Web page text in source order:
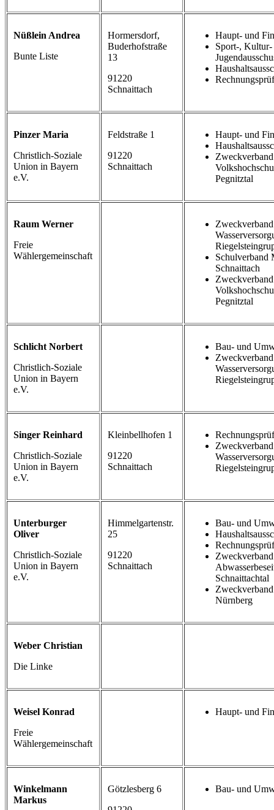
Nüßlein Andrea
Bunte Liste
Hormersdorf,
Buderhofstraße
13
91220
Schnaittach
Haupt- und
Sport-, Kultur-
Pinzer Maria
Christlich-Soziale
Union in Bayern
e.V.
Feldstraße 1
91220
Schnaittach
Haupt- und
Zweckverband
Pegnitztal
Raum Werner
Freie
Wählergemeinschaft
Schulverband
Schnaittach
Zweckverband
Pegnitztal
Schlicht Norbert
Christlich-Soziale
Union in Bayern
e.V.
Bau- und
Singer Reinhard
Christlich-Soziale
Union in Bayern
e.V.
Kleinbellhofen 1
91220
Schnaittach
Unterburger
Oliver
Christlich-Soziale
Union in Bayern
e.V.
Himmelgartenstr.
25
91220
Schnaittach
Bau- und
Schnaittachtal
Nürnberg
Weber Christian
Die Linke
Weisel Konrad
Freie
Wählergemeinschaft
Haupt- und
Winkelmann
Markus
Götzlesberg 6
Bau- und